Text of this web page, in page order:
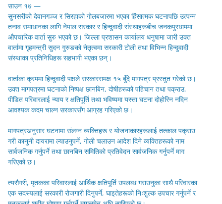
साउन १७ —
सुनसरीको देवानगञ्ज र सिरहाको गोलबजारमा भएका हिंसात्मक घटनापछि उत्पन्न
तनाव समाधानका लागि नेपाल सरकार र हिन्दुवादी संस्थाहरूबीच जनकपुरधाममा
औपचारिक वार्ता सुरु भएको छ। जिल्ला प्रशासन कार्यालय धनुषामा जारी उक्त
वार्तामा गृहमन्त्री सुदन गुरुङको नेतृत्वमा सरकारी टोली तथा विभिन्न हिन्दुवादी
संस्थाका प्रतिनिधिहरू सहभागी भएका छन्।
वार्ताका क्रममा हिन्दुवादी पक्षले सरकारसमक्ष १५ बुँदे मागपत्र प्रस्तुत गरेको छ।
उक्त मागपत्रमा घटनाको निष्पक्ष छानबिन, दोषीहरूको पहिचान तथा पक्राउ,
पीडित परिवारलाई न्याय र क्षतिपूर्ति तथा भविष्यमा यस्ता घटना दोहोरिन नदिन
आवश्यक कदम चाल्न सरकारसँग आग्रह गरिएको छ।
मागपत्रअनुसार घटनामा संलग्न व्यक्तिहरू र योजनाकारहरूलाई तत्काल पक्राउ
गरी कानुनी दायरामा ल्याउनुपर्ने, गोली चलाउन आदेश दिने व्यक्तिहरूको नाम
सार्वजनिक गर्नुपर्ने तथा छानबिन समितिको प्रतिवेदन सार्वजनिक गर्नुपर्ने माग
गरिएको छ।
त्यसैगरी, मृतकका परिवारलाई आर्थिक क्षतिपूर्ति उपलब्ध गराउनुका साथै परिवारका
एक सदस्यलाई सरकारी रोजगारी दिनुपर्ने, घाइतेहरूको निःशुल्क उपचार गर्नुपर्ने र